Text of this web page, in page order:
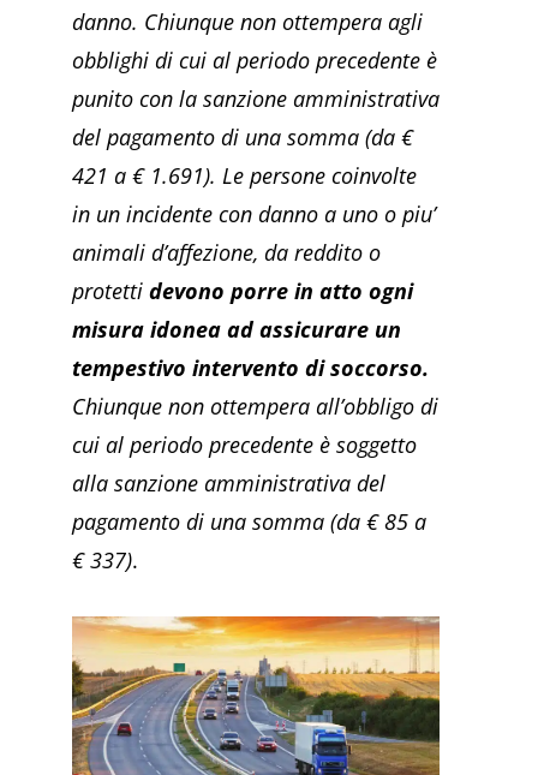
danno. Chiunque non ottempera agli
obblighi di cui al periodo precedente è
punito con la sanzione amministrativa
del pagamento di una somma (da €
421 a € 1.691). Le persone coinvolte
in un incidente con danno a uno o piu’
animali d’affezione, da reddito o
protetti devono porre in atto ogni
misura idonea ad assicurare un
tempestivo intervento di soccorso.
Chiunque non ottempera all’obbligo di
cui al periodo precedente è soggetto
alla sanzione amministrativa del
pagamento di una somma (da € 85 a
€ 337).